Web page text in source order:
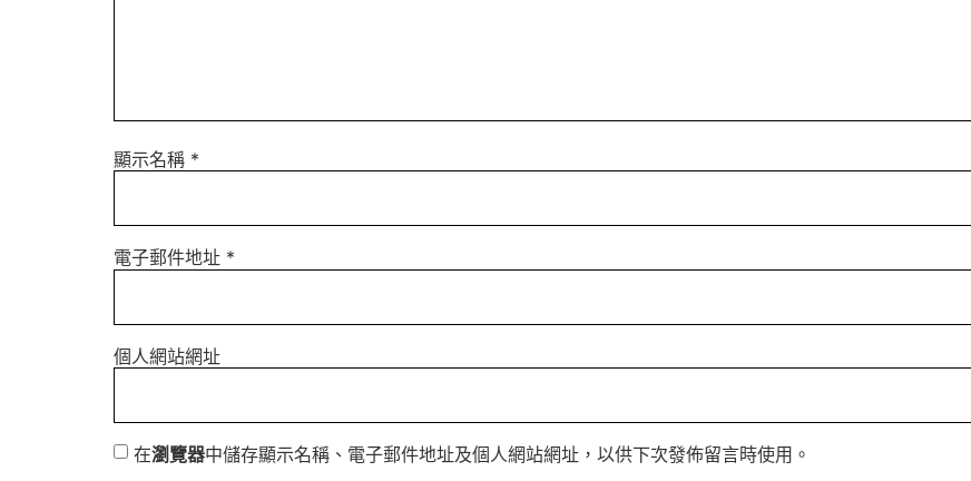
顯示名稱 *
電子郵件地址 *
個人網站網址
在瀏覽器中儲存顯示名稱、電子郵件地址及個人網站網址，以供下次發佈留言時使用。